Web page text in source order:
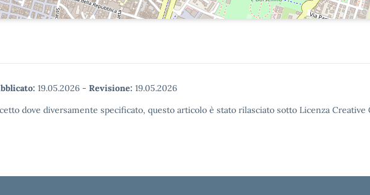
19.05.2026 - Revisione: 19.05.2026
dove diversamente specificato, questo articolo è stato rilasciato sotto Licenza